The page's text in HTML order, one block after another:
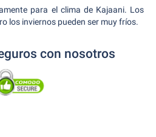
para el clima de Kajaani. Los
los inviernos pueden ser muy fríos.
con nosotros